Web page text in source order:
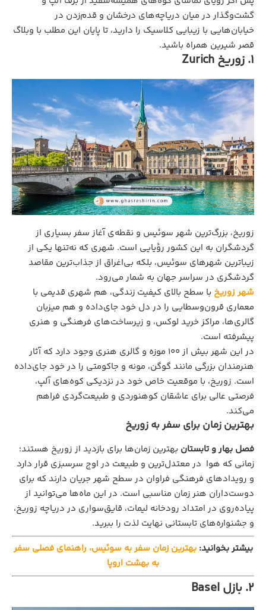
گشت‌وگذار در میان دریاچه‌های درخشان و قدم‌زدن در
خیابان‌هایی با زیبایی کلاسیک را دارید، تا پایان این مطلب با وبلاگ
قصر شیرین همراه باشید.
1. زوریخ Zurich
زوریخ، بزرگ‌ترین شهر سوئیس و نقطه‌ی آغاز سفر بسیاری از
گردشگران به این کشور رؤیایی است. شهری که نه‌تنها یکی از
زیباترین شهرهای سوئیس، بلکه بی‌اغراق از جذاب‌ترین مقاصد
گردشگری در سراسر جهان به‌ شمار می‌رود.
شهر زوریخ با سطح بالای کیفیت زندگی، هم شهری قدیمی با
معماری قرون‌وسطایی را در دل خود جای‌داده و هم میزبان
گالری‌ها، مراکز خرید لوکس، و زیرساخت‌های فرهنگی و هنری
پیشرفته است.
در این شهر بیش از ۱۰۰ موزه و گالری هنری وجود دارد که آثار
هنرمندان بزرگی مانند گوگن، مونه و جاکومتی را در خود جای‌داده
است. زوریخ، با موقعیت خاص خود در نزدیکی کوه‌های آلپ،
فرصتی عالی برای عاشقان کوهنوردی و طبیعت‌گردی فراهم
می‌کند.
بهترین زمان برای سفر به زوریخ
فصل بهار و تابستان بهترین زمان‌ها برای بازدید از زوریخ هستند؛
زمانی که هوا در معتدل‌ترین و طبیعت در اوج سرسبزی قرار دارد
و رویدادهای فرهنگی فراوان در سطح شهر جریان دارند که برای
دوست‌داران هنر زمان مناسبی است. در این ماه‌ها می‌توانید از
پیاده‌روی در امتداد رودخانه لیمات، قایق‌سواری در دریاچه زوریخ،
و جشنواره‌های تابستانی نهایت لذت را ببرید.
بیشتر بخوانید:بهترین زمان سفر به سوئیس، راهنمای فصلی سفر
به بهشت اروپا
2. بازل Basel